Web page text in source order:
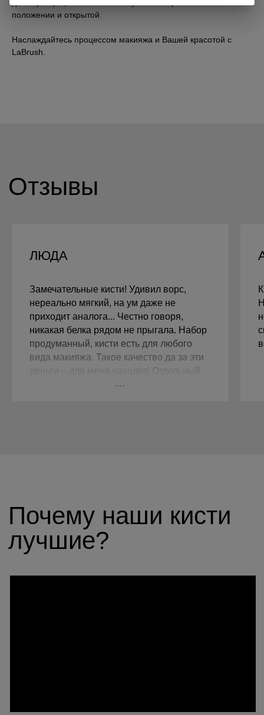
положении и открытой.
Наслаждайтесь процессом макияжа и Вашей красотой с
LaBrush.
ЛЮДА
Замечательные кисти! Удивил ворс,
нереально мягкий, на ум даже не
приходит аналога... Честно говоря,
никакая белка рядом не прыгала. Набор
продуманный, кисти есть для любого
вида макияжа. Такое качество да за эти
деньги – для меня находка! Отдельный